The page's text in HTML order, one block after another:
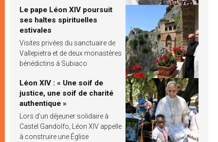
Le pape Léon XIV poursuit
ses haltes spirituelles
estivales
Visites privées du sanctuaire de
Vallepietra et de deux monastères
bénédictins à Subiaco
Léon XIV : « Une soif de
justice, une soif de charité
authentique »
Lors d’un déjeuner solidaire à
Castel Gandolfo, Léon XIV appelle
à construire une Église